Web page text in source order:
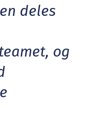
deles
og